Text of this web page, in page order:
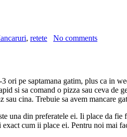
, retete No comments
ori pe saptamana gatim, plus ca in
si sa comand o pizza sau ceva de
cina. Trebuie sa avem mancare
una din preferatele ei. Ii place da fie
cum ii place ei. Pentru noi mai